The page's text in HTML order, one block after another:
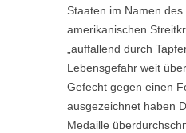
Staaten im Namen
amerikanischen
„auffallend durch
Lebensgefahr weit
Gefecht gegen einen
ausgezeichnet haben
Medaille